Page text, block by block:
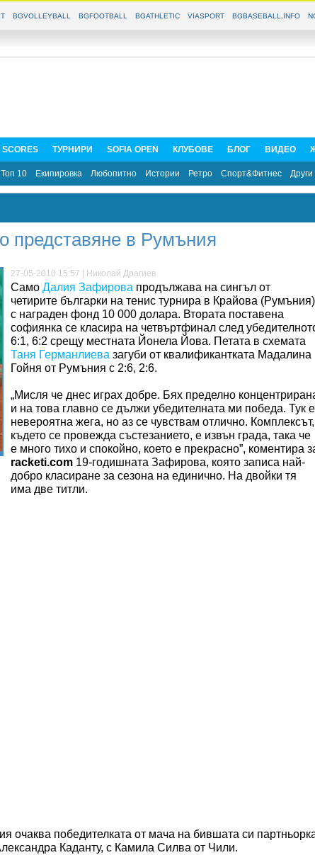
BGVOLLEYBALL BGFOOTBALL BGATHLETIC VIASPORT BGBASEBALL.INFO
SCORES ТУРНИРИ SOFIA OPEN КЛУБОВЕ БЛОГ ВИДЕО
Топ 10 Екипировка Любопитно Истории Ретро Спорт&Фитнес Други
представяне в Румъния
27-05-2010 15:57 | Николай Драгиев
Само Далия Зафирова продължава на сингъл от
четирите българки на тенис турнира в Крайова (Румъния)
с награден фонд 10 000 долара. Втората поставена
софиянка се класира на четвъртфинал след
6:1, 6:2 срещу местната Йонела Йова. Петата в схемата
Таня Германлиева загуби от квалификантката Мадалина
Гойня от Румъния с 2:6, 2:6.
„Мисля че днес играх добре. Бях пределно
и на това главно се дължи убедителната ми победа. Тук е
невероятна жега, но аз се чувствам отлично. Комплексът,
където се провежда състезанието, е извън града, така че
е много тихо и спокойно, което е прекрасно”, коментира
racketi.com 19-годишната Зафирова, която записа най-
добро класиране за сезона на единично. На двойки тя
има две титли.
очаква победителката от мача на бившата си
Каданту, с Камила Силва от Чили.